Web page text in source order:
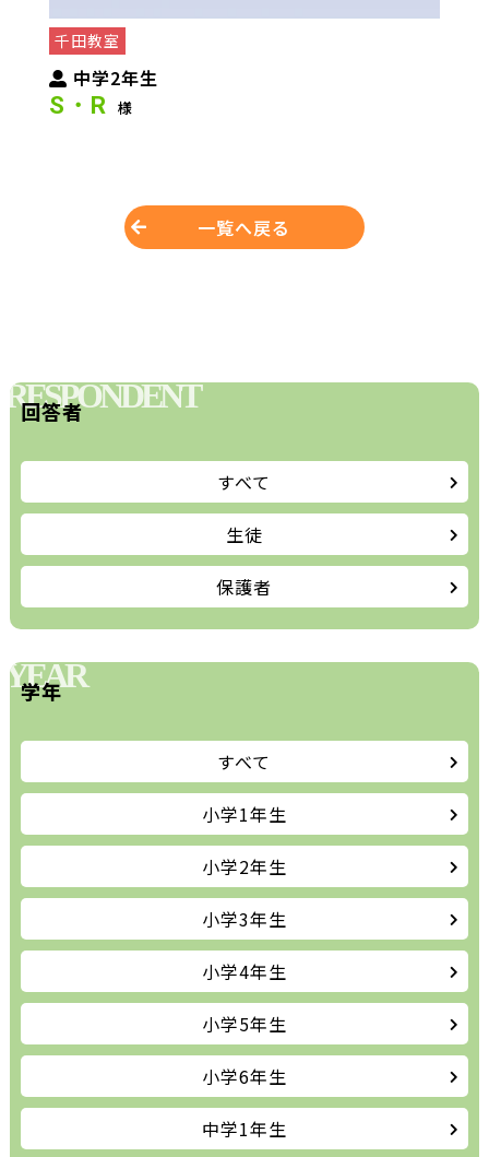
千田教室
中学2年生
S・R 様
一覧へ戻る
RESPONDENT
回答者
すべて
生徒
保護者
YEAR
学年
すべて
小学1年生
小学2年生
小学3年生
小学4年生
小学5年生
小学6年生
中学1年生